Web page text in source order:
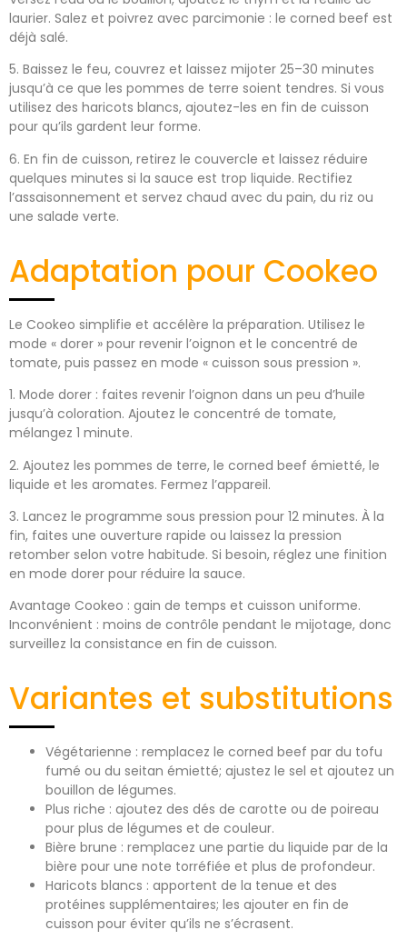
laurier. Salez et poivrez avec parcimonie : le corned beef est
déjà salé.
5. Baissez le feu, couvrez et laissez mijoter 25–30 minutes
jusqu’à ce que les pommes de terre soient tendres. Si vous
utilisez des haricots blancs, ajoutez-les en fin de cuisson
pour qu’ils gardent leur forme.
6. En fin de cuisson, retirez le couvercle et laissez réduire
quelques minutes si la sauce est trop liquide. Rectifiez
l’assaisonnement et servez chaud avec du pain, du riz ou
une salade verte.
Adaptation pour Cookeo
Le Cookeo simplifie et accélère la préparation. Utilisez le
mode « dorer » pour revenir l’oignon et le concentré de
tomate, puis passez en mode « cuisson sous pression ».
1. Mode dorer : faites revenir l’oignon dans un peu d’huile
jusqu’à coloration. Ajoutez le concentré de tomate,
mélangez 1 minute.
2. Ajoutez les pommes de terre, le corned beef émietté, le
liquide et les aromates. Fermez l’appareil.
3. Lancez le programme sous pression pour 12 minutes. À la
fin, faites une ouverture rapide ou laissez la pression
retomber selon votre habitude. Si besoin, réglez une finition
en mode dorer pour réduire la sauce.
Avantage Cookeo : gain de temps et cuisson uniforme.
Inconvénient : moins de contrôle pendant le mijotage, donc
surveillez la consistance en fin de cuisson.
Variantes et substitutions
Végétarienne : remplacez le corned beef par du tofu
fumé ou du seitan émietté; ajustez le sel et ajoutez un
bouillon de légumes.
Plus riche : ajoutez des dés de carotte ou de poireau
pour plus de légumes et de couleur.
Bière brune : remplacez une partie du liquide par de la
bière pour une note torréfiée et plus de profondeur.
Haricots blancs : apportent de la tenue et des
protéines supplémentaires; les ajouter en fin de
cuisson pour éviter qu’ils ne s’écrasent.